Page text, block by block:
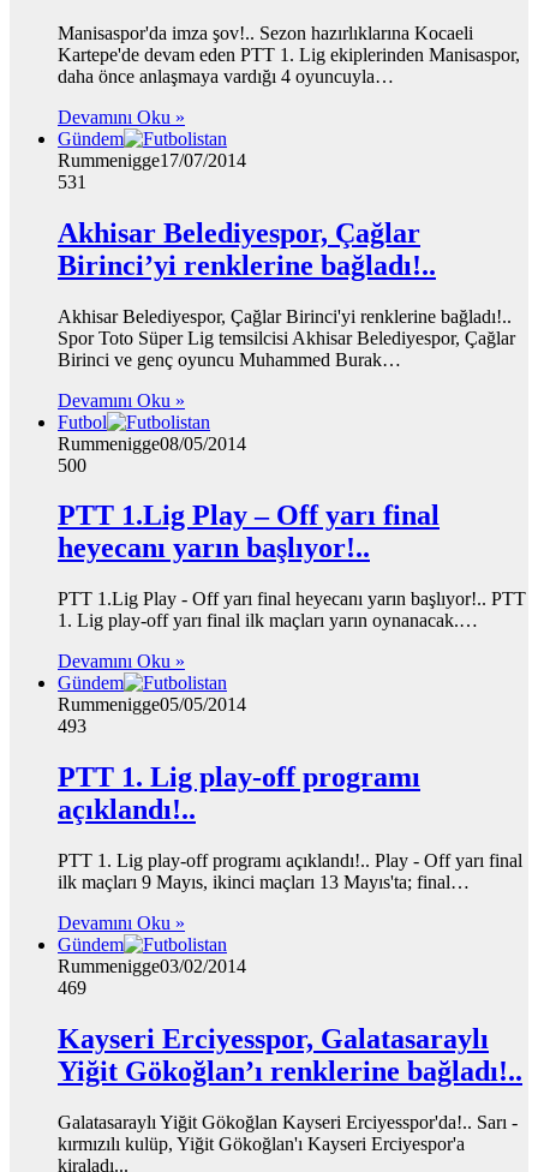
Manisaspor'da imza şov!.. Sezon hazırlıklarına Kocaeli
Kartepe'de devam eden PTT 1. Lig ekiplerinden Manisaspor,
daha önce anlaşmaya vardığı 4 oyuncuyla…
Devamını Oku »
Gündem
Rummenigge17/07/2014
531
Akhisar Belediyespor, Çağlar
Birinci’yi renklerine bağladı!..
Akhisar Belediyespor, Çağlar Birinci'yi renklerine bağladı!..
Spor Toto Süper Lig temsilcisi Akhisar Belediyespor, Çağlar
Birinci ve genç oyuncu Muhammed Burak…
Devamını Oku »
Futbol
Rummenigge08/05/2014
500
PTT 1.Lig Play – Off yarı final
heyecanı yarın başlıyor!..
PTT 1.Lig Play - Off yarı final heyecanı yarın başlıyor!.. PTT
1. Lig play-off yarı final ilk maçları yarın oynanacak.…
Devamını Oku »
Gündem
Rummenigge05/05/2014
493
PTT 1. Lig play-off programı
açıklandı!..
PTT 1. Lig play-off programı açıklandı!.. Play - Off yarı final
ilk maçları 9 Mayıs, ikinci maçları 13 Mayıs'ta; final…
Devamını Oku »
Gündem
Rummenigge03/02/2014
469
Kayseri Erciyesspor, Galatasaraylı
Yiğit Gökoğlan’ı renklerine bağladı!..
Galatasaraylı Yiğit Gökoğlan Kayseri Erciyesspor'da!.. Sarı -
kırmızılı kulüp, Yiğit Gökoğlan'ı Kayseri Erciyespor'a
kiraladı...